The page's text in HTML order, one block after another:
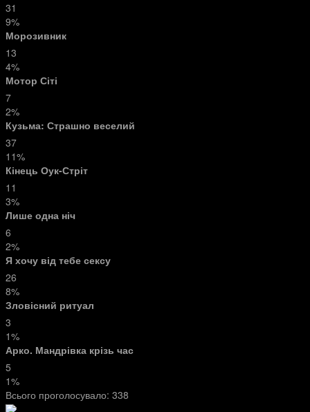
31
9%
Морозивник
13
4%
Мотор Сіті
7
2%
Кузьма: Страшно веселий
37
11%
Кінець Оук-Стріт
11
3%
Лише одна ніч
6
2%
Я хочу від тебе сексу
26
8%
Зловісний ритуал
3
1%
Арко. Мандрівка крізь час
5
1%
Всього проголосувало: 338